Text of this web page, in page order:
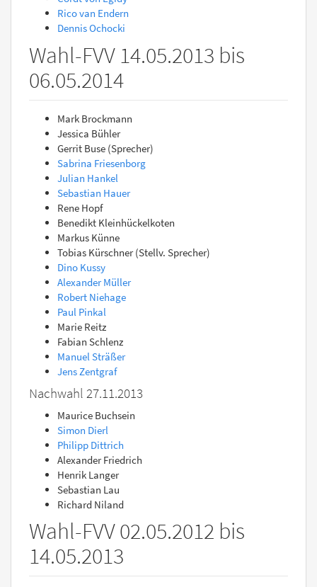
Rico van Endern
Dennis Ochocki
Wahl-FVV 14.05.2013 bis
06.05.2014
Mark Brockmann
Jessica Bühler
Gerrit Buse (Sprecher)
Sabrina Friesenborg
Julian Hankel
Sebastian Hauer
Rene Hopf
Benedikt Kleinhückelkoten
Markus Künne
Tobias Kürschner (Stellv. Sprecher)
Dino Kussy
Alexander Müller
Robert Niehage
Paul Pinkal
Marie Reitz
Fabian Schlenz
Manuel Sträßer
Jens Zentgraf
Nachwahl 27.11.2013
Maurice Buchsein
Simon Dierl
Philipp Dittrich
Alexander Friedrich
Henrik Langer
Sebastian Lau
Richard Niland
Wahl-FVV 02.05.2012 bis
14.05.2013